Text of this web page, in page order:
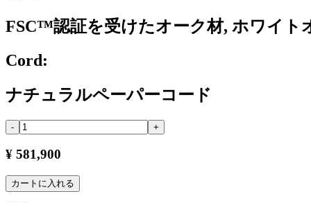
FSC™認証を受けたオーク材, ホワイト
Cord:
ナチュラルペーパーコード
- +
¥ 581,900
カートに入れる